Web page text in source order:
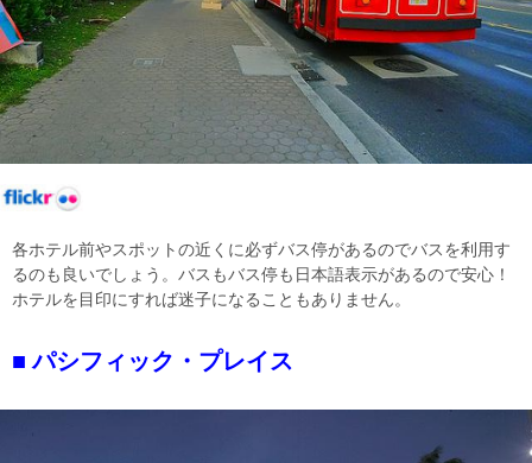
各ホテル前やスポットの近くに必ずバス停があるのでバスを利用す
るのも良いでしょう。バスもバス停も日本語表示があるので安心！
ホテルを目印にすれば迷子になることもありません。
パシフィック・プレイス